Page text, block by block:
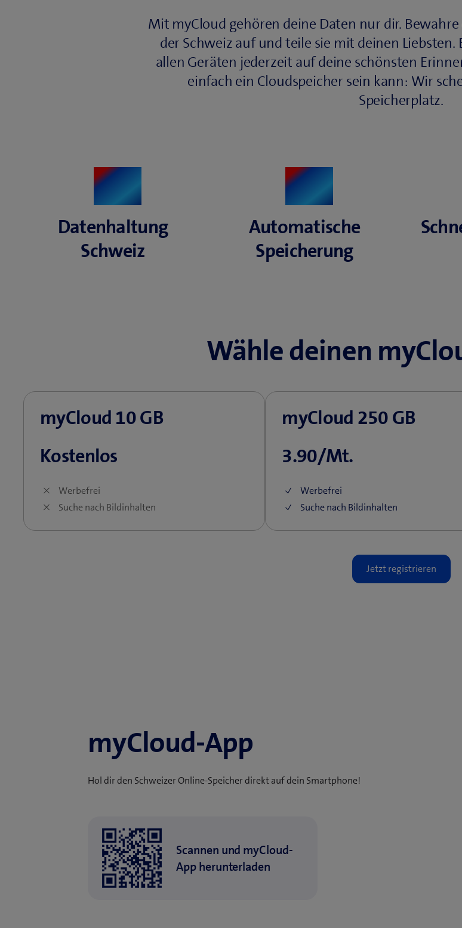
Mit myCloud gehören deine Daten nur dir.
der Schweiz auf und teile sie mit deinen
allen Geräten jederzeit auf deine schönsten
einfach ein Cloudspeicher sein kann: Wir
Speicherplatz.
Datenhaltung
Schweiz
Automatische
Speicherung
Wähle deinen
myCloud 10 GB
Kostenlos
Werbefrei
Suche nach Bildinhalten
myCloud 250 GB
3.90/Mt.
Werbefrei
Suche nach Bildinhalten
myCloud-App
Hol dir den Schweizer Online-Speicher direkt auf dein Smartphone!
Scannen und myCloud-
App herunterladen